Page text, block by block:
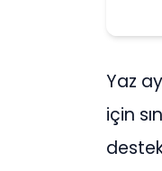
Yaz
için